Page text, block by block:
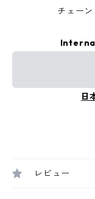
チェーン：
日
レビュー